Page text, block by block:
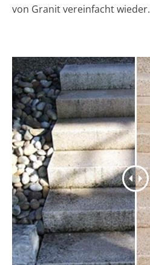
von Granit vereinfacht wieder.